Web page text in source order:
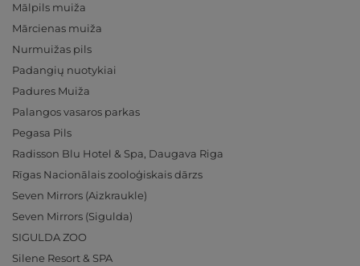
Mālpils muiža
Mārcienas muiža
Nurmuižas pils
Padangių nuotykiai
Padures Muiža
Palangos vasaros parkas
Pegasa Pils
Radisson Blu Hotel & Spa, Daugava Riga
Rīgas Nacionālais zooloģiskais dārzs
Seven Mirrors (Aizkraukle)
Seven Mirrors (Sigulda)
SIGULDA ZOO
Silene Resort & SPA